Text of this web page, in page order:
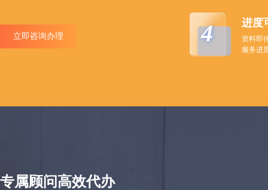
立即咨询办理 4 进度
资料即
服务进
专属顾问高效代办